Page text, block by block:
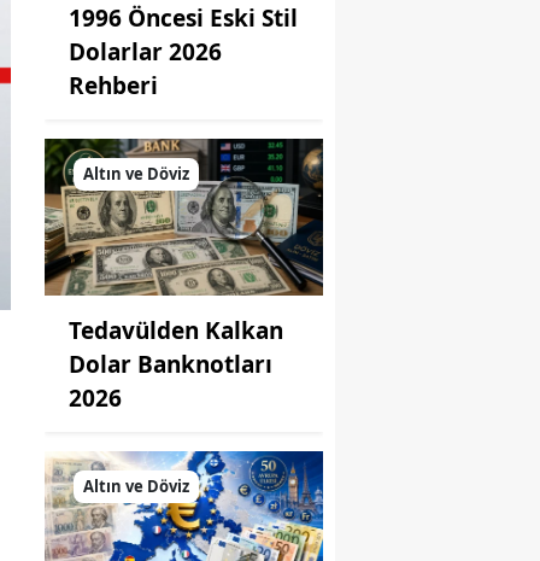
1996 Öncesi Eski Stil
Dolarlar 2026
Rehberi
Altın ve Döviz
Tedavülden Kalkan
Dolar Banknotları
2026
Altın ve Döviz